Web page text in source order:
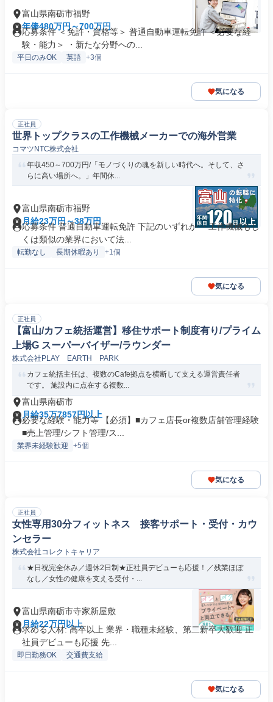
富山県南砺市福野
年俸480万円～700万円
応募条件 ＜免許・資格等＞ 普通自動車運転免許 ＜必要な経
験・能力＞ ・新たな分野への...
平日のみOK 英語 +3個
気になる
正社員
世界トップクラスの工作機械メーカーでの海外営業
コマツNTC株式会社
年収450～700万円/「モノづくりの魂を新しい時代へ。そして、さ
らに高い場所へ。」年間休...
富山県南砺市福野
月給23万円～38万円
応募条件 普通自動車運転免許 下記のいずれか ・工作機械もし
くは類似の業界において法...
転勤なし 長期休暇あり +1個
気になる
正社員
【富山/カフェ統括運営】移住サポート制度有り/プライム
上場G スーパーバイザー/ラウンダー
株式会社PLAY EARTH PARK
カフェ統括主任は、複数のCafe拠点を横断して支える運営責任者
です。 施設内に点在する複数...
富山県南砺市
月給35万7857円以上
必要な経験・能力等 【必須】■カフェ店長or複数店舗管理経験
■売上管理/シフト管理/ス...
業界未経験歓迎 +5個
気になる
正社員
女性専用30分フィットネス 接客サポート・受付・カウ
ンセラー
株式会社コレクトキャリア
★日祝完全休み／週休2日制★正社員デビューも応援！／残業ほぼ
なし／女性の健康を支える受付・...
富山県南砺市寺家新屋敷
月給22万円以上
求める人材: 高卒以上 業界・職種未経験、第二新卒大歓迎 正
社員デビューも応援 先...
即日勤務OK 交通費支給
気になる